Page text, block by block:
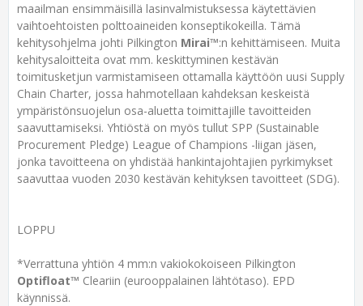
maailman ensimmäisillä lasinvalmistuksessa käytettävien
vaihtoehtoisten polttoaineiden konseptikokeilla. Tämä
kehitysohjelma johti Pilkington Mirai™:n kehittämiseen. Muita
kehitysaloitteita ovat mm. keskittyminen kestävän
toimitusketjun varmistamiseen ottamalla käyttöön uusi Supply
Chain Charter, jossa hahmotellaan kahdeksan keskeistä
ympäristönsuojelun osa-aluetta toimittajille tavoitteiden
saavuttamiseksi. Yhtiöstä on myös tullut SPP (Sustainable
Procurement Pledge) League of Champions -liigan jäsen,
jonka tavoitteena on yhdistää hankintajohtajien pyrkimykset
saavuttaa vuoden 2030 kestävän kehityksen tavoitteet (SDG).
LOPPU
*Verrattuna yhtiön 4 mm:n vakiokokoiseen Pilkington
Optifloat™ Cleariin (eurooppalainen lähtötaso). EPD
käynnissä.